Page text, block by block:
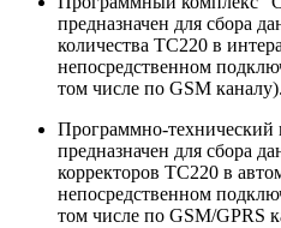
предназначен для сбора
количества ТС220 в
непосредственном
том числе по GSM каналу).
Программно-
предназначен для сбора
корректоров ТС220 в
непосредственном
том числе по GSM/GPRS